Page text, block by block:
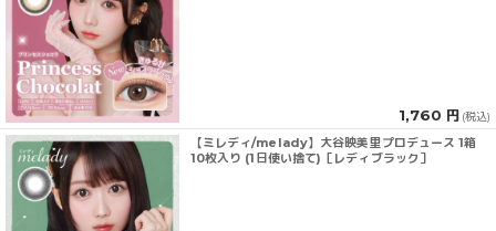
1,760 円 (税込)
【ミレディ/melady】大谷映美里プロデュース 1箱
10枚入り (1日使い捨て)［レディブラック］